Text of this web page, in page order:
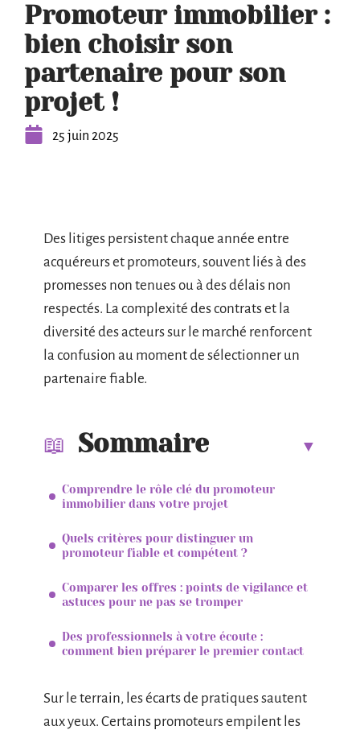
Promoteur immobilier :
bien choisir son
partenaire pour son
projet !
25 juin 2025
Des litiges persistent chaque année entre
acquéreurs et promoteurs, souvent liés à des
promesses non tenues ou à des délais non
respectés. La complexité des contrats et la
diversité des acteurs sur le marché renforcent
la confusion au moment de sélectionner un
partenaire fiable.
Sommaire
Comprendre le rôle clé du promoteur
immobilier dans votre projet
Quels critères pour distinguer un
promoteur fiable et compétent ?
Comparer les offres : points de vigilance et
astuces pour ne pas se tromper
Des professionnels à votre écoute :
comment bien préparer le premier contact
Sur le terrain, les écarts de pratiques sautent
aux yeux. Certains promoteurs empilent les